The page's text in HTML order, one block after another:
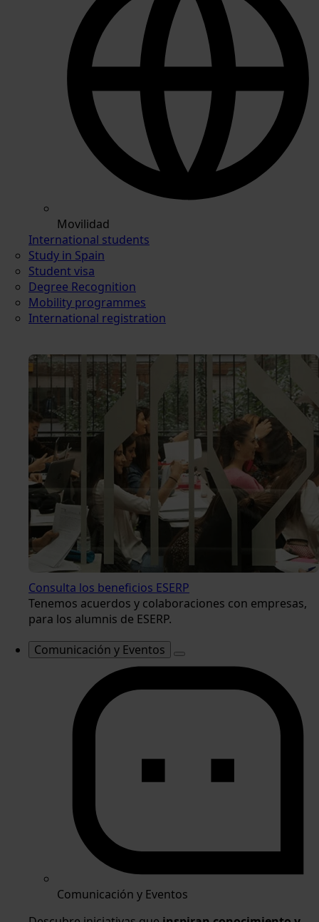
Movilidad
International students
Study in Spain
Student visa
Degree Recognition
Mobility programmes
International registration
Consulta los beneficios ESERP
Tenemos acuerdos y colaboraciones con empresas,
para los alumnis de ESERP.
Comunicación y Eventos
Comunicación y Eventos